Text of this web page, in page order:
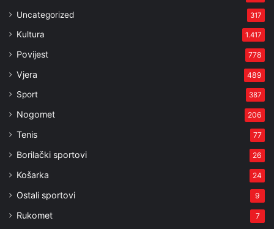
Uncategorized 317
Kultura 1.417
Povijest 778
Vjera 489
Sport 387
Nogomet 206
Tenis 77
Borilački sportovi 26
Košarka 24
Ostali sportovi 9
Rukomet 7